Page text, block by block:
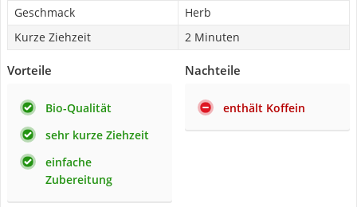
Geschmack
Herb
Kurze Ziehzeit
2 Minuten
Vorteile
Bio-Qualität
sehr kurze Ziehzeit
einfache
Zubereitung
Nachteile
enthält Koffein